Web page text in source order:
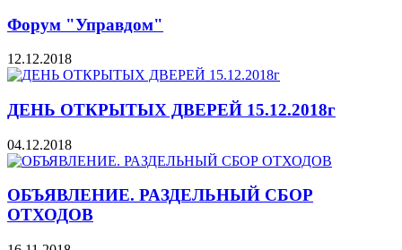
Форум "Управдом"
12.12.2018
ДЕНЬ ОТКРЫТЫХ ДВЕРЕЙ 15.12.2018г
04.12.2018
ОБЪЯВЛЕНИЕ. РАЗДЕЛЬНЫЙ СБОР
ОТХОДОВ